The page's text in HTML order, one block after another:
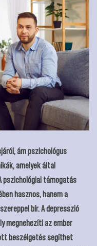
ám pszichológus
amelyek által
pszichológiai támogatás
hasznos, hanem a
bír. A depresszió
megnehezíti az ember
beszélgetés segíthet